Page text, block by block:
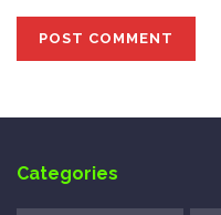
Categories